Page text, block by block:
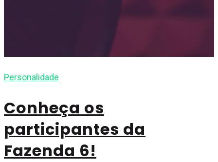
Personalidade
Conheça os
participantes da
Fazenda 6!